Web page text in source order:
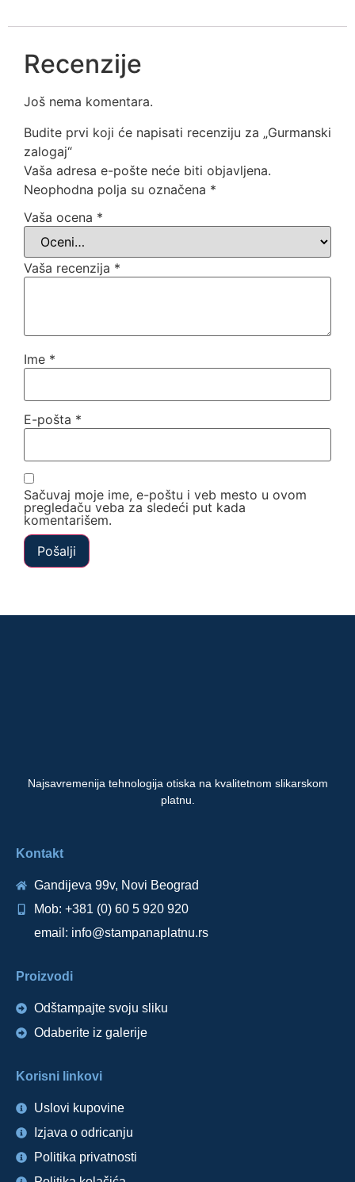
Recenzije
Još nema komentara.
Budite prvi koji će napisati recenziju za „Gurmanski
zalogaj“
Vaša adresa e-pošte neće biti objavljena.
Neophodna polja su označena *
Vaša ocena *
Vaša recenzija *
Ime *
E-pošta *
Sačuvaj moje ime, e-poštu i veb mesto u ovom
pregledaču veba za sledeći put kada
komentarišem.
Najsavremenija tehnologija otiska na kvalitetnom slikarskom
platnu.
Kontakt
Gandijeva 99v, Novi Beograd
Mob: +381 (0) 60 5 920 920
email: info@stampanaplatnu.rs
Proizvodi
Odštampajte svoju sliku
Odaberite iz galerije
Korisni linkovi
Uslovi kupovine
Izjava o odricanju
Politika privatnosti